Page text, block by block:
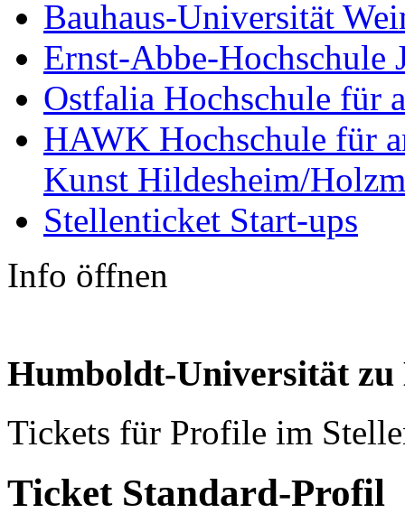
Bauhaus-Universität
Ernst-Abbe-Hochschule
Ostfalia Hochschule für
HAWK Hochschule für
Kunst Hildesheim/
Stellenticket Start-ups
Info öffnen
Humboldt-Universität
Tickets für Profile im
Ticket Standard-Profil